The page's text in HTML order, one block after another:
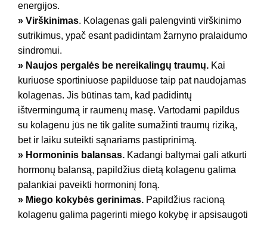
energijos.
» Virškinimas. Kolagenas gali palengvinti virškinimo
sutrikimus, ypač esant padidintam žarnyno pralaidumo
sindromui.
» Naujos pergalės be nereikalingų traumų. Kai
kuriuose sportiniuose papilduose taip pat naudojamas
kolagenas. Jis būtinas tam, kad padidintų
ištvermingumą ir raumenų masę. Vartodami papildus
su kolagenu jūs ne tik galite sumažinti traumų riziką,
bet ir laiku suteikti sąnariams pastiprinimą.
» Hormoninis balansas. Kadangi baltymai gali atkurti
hormonų balansą, papildžius dietą kolagenu galima
palankiai paveikti hormoninį foną.
» Miego kokybės gerinimas. Papildžius racioną
kolagenu galima pagerinti miego kokybę ir apsisaugoti